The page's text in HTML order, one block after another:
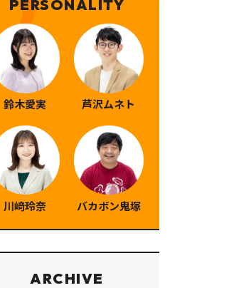
PERSONALITY
鈴木愛実 芦沢ムネト
川﨑玲奈 バカボン鬼塚
ARCHIVE